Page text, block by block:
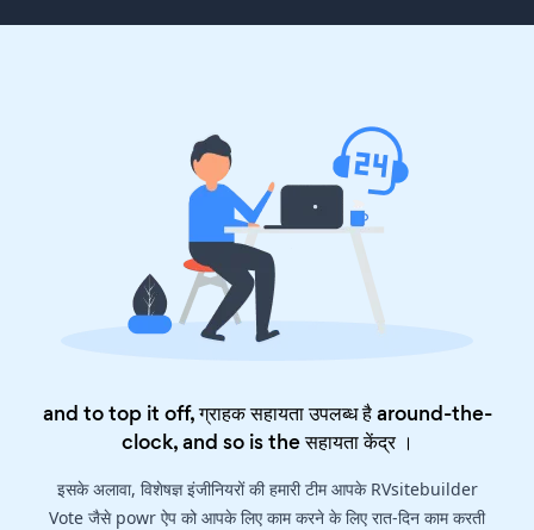
and to top it off, ग्राहक सहायता उपलब्ध है around-the-
clock, and so is theसहायता केंद्र।
इसके अलावा, विशेषज्ञ इंजीनियरों की हमारी टीम आपके RVsitebuilder
Vote जैसे powr ऐप को आपके लिए काम करने के लिए रात-दिन काम करती